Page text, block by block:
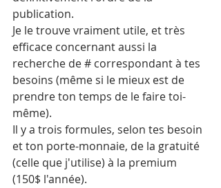
publication.
Je le trouve vraiment utile, et très
efficace concernant aussi la
recherche de # correspondant à tes
besoins (même si le mieux est de
prendre ton temps de le faire toi-
même).
Il y a trois formules, selon tes besoin
et ton porte-monnaie, de la gratuité
(celle que j'utilise) à la premium
(150$ l'année).